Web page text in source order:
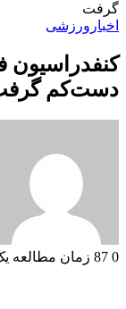
گرفت
اخبار ورزشی
کنفدراسیون
دست‌کم
0
زمان مطالعه